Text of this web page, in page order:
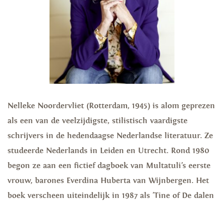
Nelleke Noordervliet (Rotterdam, 1945) is alom geprezen
als een van de veelzijdigste, stilistisch vaardigste
schrijvers in de hedendaagse Nederlandse literatuur. Ze
studeerde Nederlands in Leiden en Utrecht. Rond 1980
begon ze aan een fictief dagboek van Multatuli’s eerste
vrouw, barones Everdina Huberta van Wijnbergen. Het
boek verscheen uiteindelijk in 1987 als 'Tine of De dalen